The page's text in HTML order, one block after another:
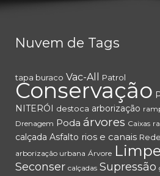
Nuvem de Tags
tapa buraco Vac-All Patrol
Conservação
NITERÓI
destoca arborização
Drenagem Poda árvores Caixas
calçada Asfalto rios e canais Rede
arborização urbana Árvore
Seconser calçadas Supressão